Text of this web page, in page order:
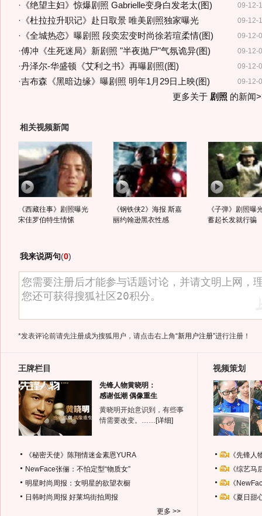
09-12-
· 《绝望主妇》惊爆剧照 Gabrielle变身白发老太(图)
09-12-
· 《杜拉拉升职记》赴日取景 唯美剧照独家曝光
09-12-
· 《全城热恋》曝剧照 段奕宏变时尚徐若瑄柔情(图)
09-12-
·傅冲《生死迷局》新剧照 "半夜抛尸"气氛诡异(图)
09-12-
·丹泽尔-华盛顿《艾利之书》再曝剧照(图)
09-12-
·吉布森《黑暗边缘》曝剧照 明年1月29日上映(图)
更多关于 剧照 的新闻
相关视频新闻
《西藏往事》剧照曝光
宋佳罗伯特生情愫
《钢铁侠2》海报 斯嘉
丽约翰逊黑衣性感
《子弹》剧照曝
蓄起长发就行骗
我来说两句(0)
*发表评论前请先注册成为搜狐用户，请点击右上角“新用户注册”进行注册！
王牌栏目
先锋人物黄晓明：
感谢低潮 偶像重生
黄晓明开始意识到，有些事
情需要改变。…… [详细]
《秘密天使》陈翔情迷金素恩YURA
NewFace张俪：不怕定型“物质女”
明星时尚周报：女明星的欲望衣橱
日韩时尚周报 好莱坞街拍周报
更多 >>
视频策划
《先锋
《综艺
《
《夏日